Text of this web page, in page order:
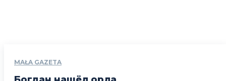
MAŁA GAZETA